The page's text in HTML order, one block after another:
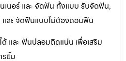
เนอร์ และ จัดฟัน ทั้งแบบ รับจัดฟัน,
ละ จัดฟันแบบไม่ต้องถอนฟัน
และ ฟันปลอมติดแน่น เพื่อเสริม
รยิ้ม